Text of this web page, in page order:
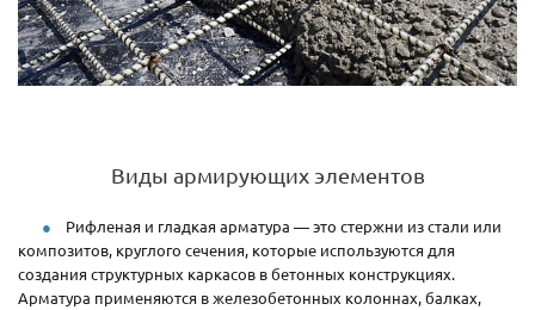
Виды армирующих элементов
Рифленая и гладкая арматура — это стержни из стали или
композитов, круглого сечения, которые используются для
создания структурных каркасов в бетонных конструкциях.
Арматура применяются в железобетонных колоннах, балках,